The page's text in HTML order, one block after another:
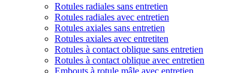
Rotules radiales sans entretien
Rotules radiales avec entretien
Rotules axiales sans entretien
Rotules axiales avec entretiten
Rotules à contact oblique sans entretien
Rotules à contact oblique avec entretien
Embouts à rotule mâle avec entretien